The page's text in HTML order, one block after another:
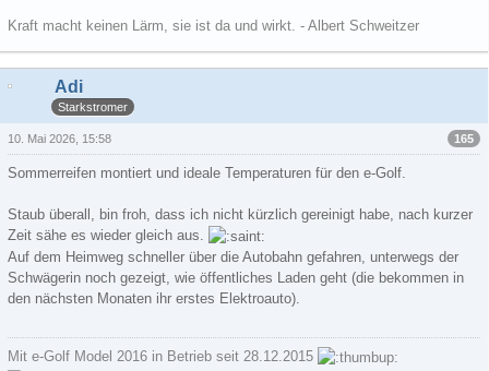
Kraft macht keinen Lärm, sie ist da und wirkt. - Albert Schweitzer
Adi
Starkstromer
165
10. Mai 2026, 15:58
Sommerreifen montiert und ideale Temperaturen für den e-Golf.
Staub überall, bin froh, dass ich nicht kürzlich gereinigt habe, nach kurzer
Zeit sähe es wieder gleich aus.
Auf dem Heimweg schneller über die Autobahn gefahren, unterwegs der
Schwägerin noch gezeigt, wie öffentliches Laden geht (die bekommen in
den nächsten Monaten ihr erstes Elektroauto).
Mit e-Golf Model 2016 in Betrieb seit 28.12.2015